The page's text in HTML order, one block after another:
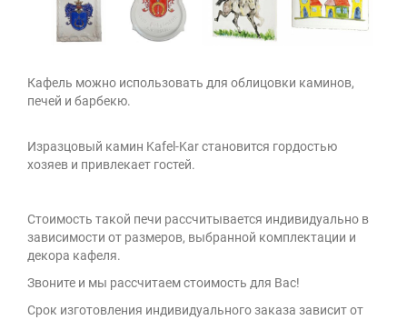
Кафель можно использовать для облицовки каминов,
печей и барбекю.
Изразцовый камин Kafel-Kar становится гордостью
хозяев и привлекает гостей.
Стоимость такой печи рассчитывается индивидуально в
зависимости от размеров, выбранной комплектации и
декора кафеля.
Звоните и мы рассчитаем стоимость для Вас!
Cрок изготовления индивидуального заказа зависит от